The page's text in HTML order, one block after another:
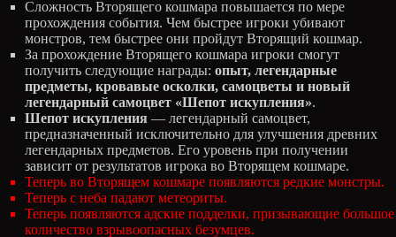
Сложность Вторящего кошмара повышается по мере
прохождения события. Чем быстрее игроки убивают
монстров, тем быстрее они пройдут Вторящий кошмар.
За прохождение Вторящего кошмара игроки смогут
получить следующие награды: опыт, легендарные
предметы, кровавые осколки, самоцветы и новый
легендарный самоцвет «Шепот искупления».
Шепот искупления — легендарный самоцвет,
предназначенный исключительно для улучшения древних
легендарных предметов. Его уровень при получении
зависит от результатов игрока во Вторящем кошмаре.
Теперь во Вторящем кошмаре появляются редкие монстры.
Теперь с неба падают метеориты.
Теперь появляются адские подделки, призывающие большое
количество взрывоопасных безумцев.